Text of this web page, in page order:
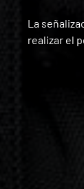
La
realizar el